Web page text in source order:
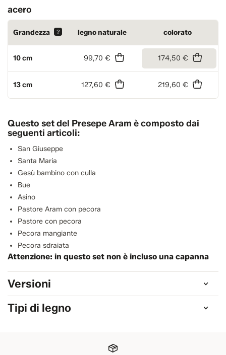
acero
Grandezza ? legno naturale colorato
10 cm 99,70 € 174,50 €
13 cm 127,60 € 219,60 €
Questo set del Presepe Aram è composto dai
seguenti articoli:
San Giuseppe
Santa Maria
Gesù bambino con culla
Bue
Asino
Pastore Aram con pecora
Pastore con pecora
Pecora mangiante
Pecora sdraiata
Attenzione: in questo set non è incluso una capanna
Versioni
Tipi di legno